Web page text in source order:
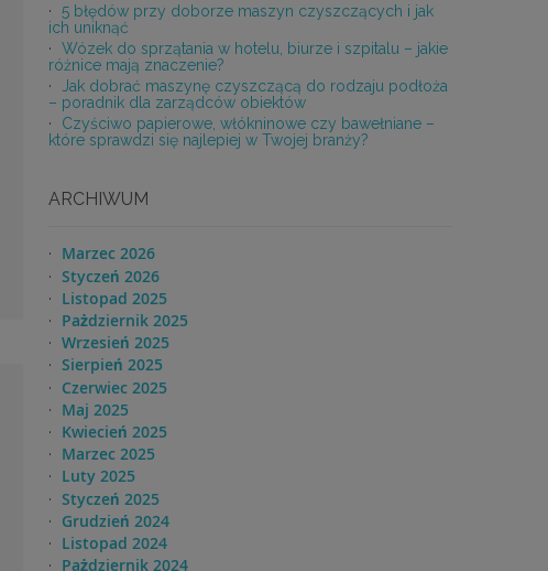
5 błędów przy doborze maszyn czyszczących i jak
ich uniknąć
Wózek do sprzątania w hotelu, biurze i szpitalu – jakie
różnice mają znaczenie?
Jak dobrać maszynę czyszczącą do rodzaju podłoża
– poradnik dla zarządców obiektów
Czyściwo papierowe, włókninowe czy bawełniane –
które sprawdzi się najlepiej w Twojej branży?
ARCHIWUM
Marzec 2026
Styczeń 2026
Listopad 2025
Pażdziernik 2025
Wrzesień 2025
Sierpień 2025
Czerwiec 2025
Maj 2025
Kwiecień 2025
Marzec 2025
Luty 2025
Styczeń 2025
Grudzień 2024
Listopad 2024
Pażdziernik 2024